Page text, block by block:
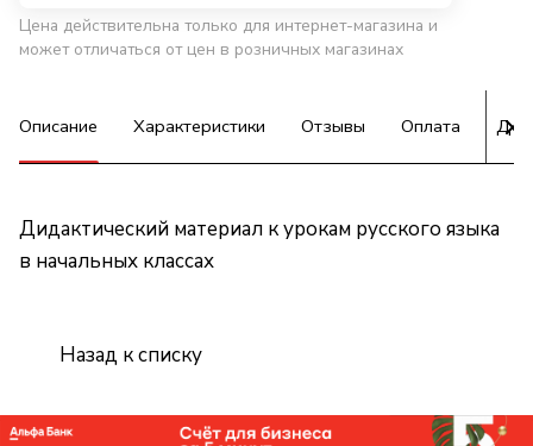
Цена действительна только для интернет-магазина и
может отличаться от цен в розничных магазинах
Описание Характеристики Отзывы Оплата
Дидактический материал к урокам русского языка
в начальных классах
Назад к списку